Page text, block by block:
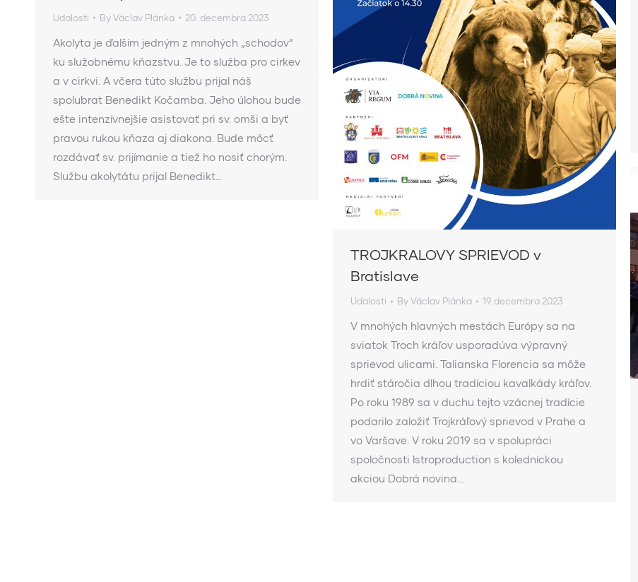
Udalosti ByVáclav Plánka 20. decembra 2023
Akolyta je ďalším jedným z mnohých „schodov“
ku služobnému kňazstvu. Je to služba pro cirkev
a v cirkvi. A včera túto službu prijal náš
spolubrat Benedikt Kočamba. Jeho úlohou bude
ešte intenzívnejšie asistovať pri sv. omši a byť
pravou rukou kňaza aj diakona. Bude môcť
rozdávať sv. prijímanie a tiež ho nosiť chorým.
Službu akolytátu prijal Benedikt…
TROJKRALOVY SPRIEVOD v
Bratislave
Udalosti ByVáclav Plánka 19. decembra 2023
V mnohých hlavných mestách Európy sa na
sviatok Troch kráľov usporadúva výpravný
sprievod ulicami. Talianska Florencia sa môže
hrdiť stáročia dlhou tradíciou kavalkády kráľov.
Po roku 1989 sa v duchu tejto vzácnej tradície
podarilo založiť Trojkráľový sprievod v Prahe a
vo Varšave. V roku 2019 sa v spolupráci
spoločnosti Istroproduction s koledníckou
akciou Dobrá novina…